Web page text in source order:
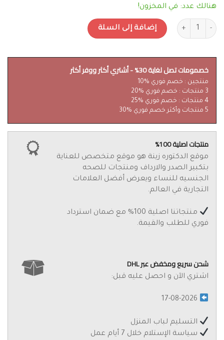
هنالك عدد: في المخزون!
كمية بيغ بوي Big Boy Golden Erect كريم لتقوية الانتصاب للرجال
إضافة إلى السلة
خصمومات تصل لغاية 30% - أشتري أكثر ووفر أكثر
منتجين : خصم فوري %10
3 منتجات : خصم فوري %20
4 منتجات : خصم فوري %25
5 منتجات وأكثر خصم فوري %30
منتجات اصلية 100%
موقع الدكتوره زينة هو موقع متخصص للعناية
بتكبير الصدر والارداف ومنتجات للصحه
الجنسيه للنساء ويعرض أفضل العلامات
التجارية في العالم.
منتجاتنا اصلية 100% مع ضمان استرداد
فوري للطلب والقيمة.
شحن سريع ومخفض عبر DHL
اشتري الآن و احصل عليه قبل:
التسليم لباب المنزل
سياسة الإستلام خلال 7 أيام عمل